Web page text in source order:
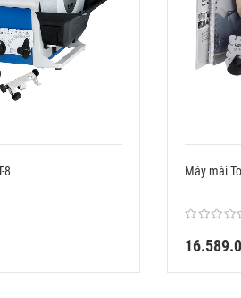
8 Máy mài